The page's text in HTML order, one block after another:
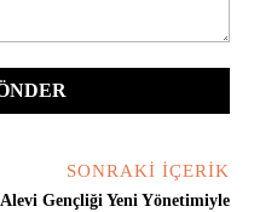
SONRAKI İÇERIK
Alevi Gençliği Yeni Yönetimiyle